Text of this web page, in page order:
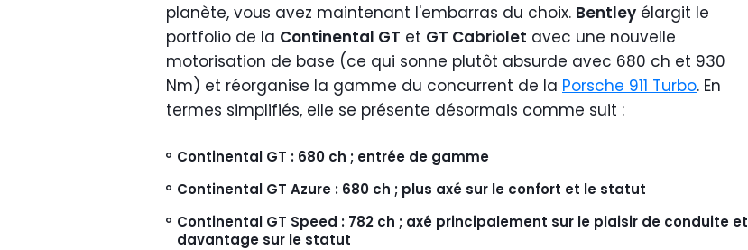
planète, vous avez maintenant l'embarras du choix. Bentley élargit le
portfolio de la Continental GT et GT Cabriolet avec une nouvelle
motorisation de base (ce qui sonne plutôt absurde avec 680 ch et 930
Nm) et réorganise la gamme du concurrent de la Porsche 911 Turbo. En
termes simplifiés, elle se présente désormais comme suit :
Continental GT : 680 ch ; entrée de gamme
Continental GT Azure : 680 ch ; plus axé sur le confort et le statut
Continental GT Speed : 782 ch ; axé principalement sur le plaisir de conduite et
davantage sur le statut